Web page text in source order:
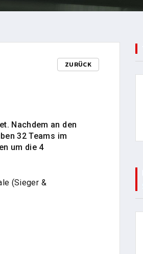
ZURÜCK
Nachdem an den
32 Teams im
um die 4
(Sieger &